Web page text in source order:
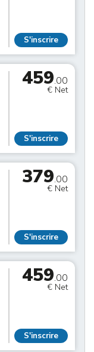
S'inscrire
459.00
€ Net
S'inscrire
379.00
€ Net
S'inscrire
459.00
€ Net
S'inscrire